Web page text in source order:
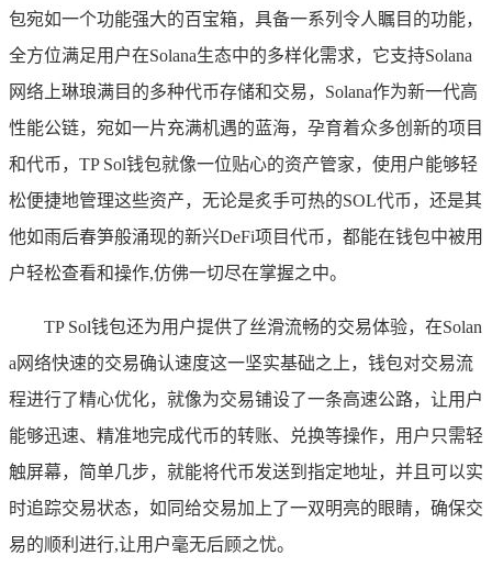
包宛如一个功能强大的百宝箱，具备一系列令人瞩目的功能，
全方位满足用户在Solana生态中的多样化需求，它支持Solana
网络上琳琅满目的多种代币存储和交易，Solana作为新一代高
性能公链，宛如一片充满机遇的蓝海，孕育着众多创新的项目
和代币，TP Sol钱包就像一位贴心的资产管家，使用户能够轻
松便捷地管理这些资产，无论是炙手可热的SOL代币，还是其
他如雨后春笋般涌现的新兴DeFi项目代币，都能在钱包中被用
户轻松查看和操作,仿佛一切尽在掌握之中。
TP Sol钱包还为用户提供了丝滑流畅的交易体验，在Solan
a网络快速的交易确认速度这一坚实基础之上，钱包对交易流
程进行了精心优化，就像为交易铺设了一条高速公路，让用户
能够迅速、精准地完成代币的转账、兑换等操作，用户只需轻
触屏幕，简单几步，就能将代币发送到指定地址，并且可以实
时追踪交易状态，如同给交易加上了一双明亮的眼睛，确保交
易的顺利进行,让用户毫无后顾之忧。